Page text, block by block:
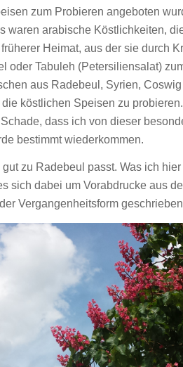
zum Probieren angeboten
waren arabische Köstlichkeiten,
Heimat, aus der sie durch
oder Tabuleh (Petersiliensalat)
aus Radebeul, Syrien,
köstlichen Speisen zu
Schade, dass ich von dieser
bestimmt wiederkommen.
zu Radebeul passt. Was ich
sich dabei um Vorabdrucke aus
Vergangenheitsform